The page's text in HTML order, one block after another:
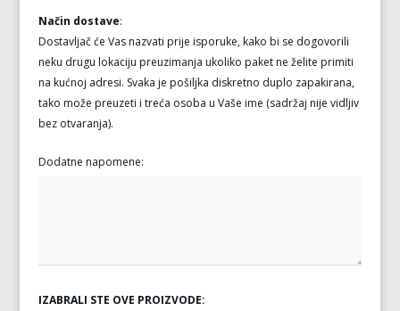
Način dostave:
Dostavljač će Vas nazvati prije isporuke, kako bi se dogovorili
neku drugu lokaciju preuzimanja ukoliko paket ne želite primiti
na kućnoj adresi. Svaka je pošiljka diskretno duplo zapakirana,
tako može preuzeti i treća osoba u Vaše ime (sadržaj nije vidljiv
bez otvaranja).
Dodatne napomene:
IZABRALI STE OVE PROIZVODE: